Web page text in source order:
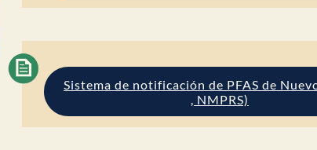
Sistema de notificación de PFAS de
, NMPRS)